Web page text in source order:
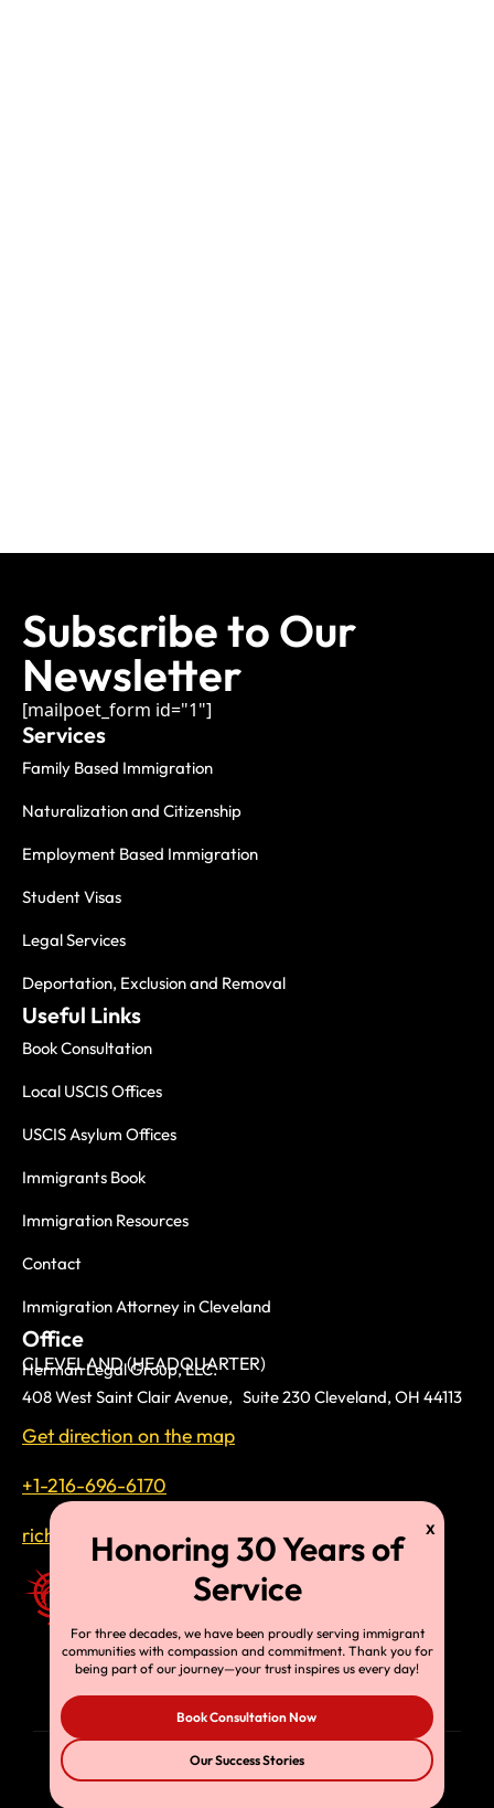
Subscribe to Our
Newsletter
[mailpoet_form id="1"]
Services
Family Based Immigration
Naturalization and Citizenship
Employment Based Immigration
Student Visas
Legal Services
Deportation, Exclusion and Removal
Useful Links
Book Consultation
Local USCIS Offices
USCIS Asylum Offices
Immigrants Book
Immigration Resources
Contact
Immigration Attorney in Cleveland
Office
CLEVELAND (HEADQUARTER)
Herman Legal Group, LLC.
408 West Saint Clair Avenue, Suite 230 Cleveland, OH 44113
Get direction on the map
+1-216-696-6170
richardtmherman@gmail.com
© Copyright 2025, HLG, LLC. All Rights Reserved
For three decades, we have been proudly serving immigrant
communities with compassion and commitment. Thank you for
being part of our journey—your trust inspires us every day!
Book Consultation Now
Our Success Stories